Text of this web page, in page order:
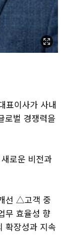
표이사가 사내
로벌 경쟁력을
로운 비전과
선 △고객 중
무 효율성 향
확장성과 지속